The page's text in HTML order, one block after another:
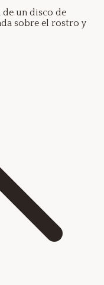
de un disco de
sobre el rostro y